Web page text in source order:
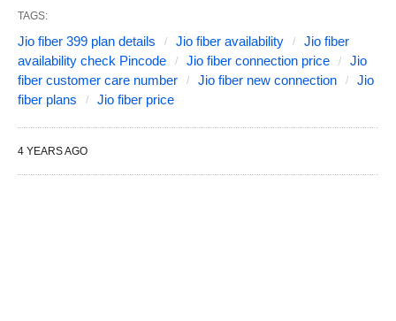
TAGS:
Jio fiber 399 plan details Jio fiber availability
Jio fiber
availability check Pincode
Jio fiber connection price
Jio
fiber customer care number
Jio fiber new connection
Jio
fiber plans
Jio fiber price
4 YEARS AGO